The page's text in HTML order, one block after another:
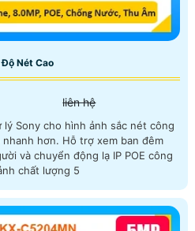
Nét Cao
liên hệ
Sony cho hình ảnh sắc nét công
xem ban đêm
và chuyển động lạ IP POE công
chất lượng 5